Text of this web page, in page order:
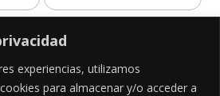
experiencias, utilizamos
para almacenar y/o acceder a